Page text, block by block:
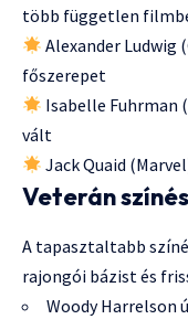
több független
Alexander Ludwig
főszerepet
Isabelle Fuhrman
vált
Jack Quaid
Veterán
A tapasztaltabb
rajongói bázist és
Woody Harrelson